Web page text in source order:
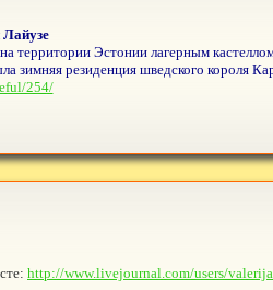
Лайузе
территории Эстонии лагерным
зимняя резиденция шведского короля
254/
http://www.livejournal.com/users/